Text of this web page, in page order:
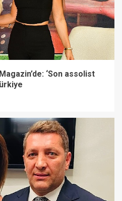
olarak var olacağım!’ -Türkiye
vardı!-Türkiye
Gloria Hotels & Resorts, Ödüllü
bar Panda & Sons ile unutulmaz
bir Miksoloji Gecesine İmza
Attı-Türkiye
‘Son assolist